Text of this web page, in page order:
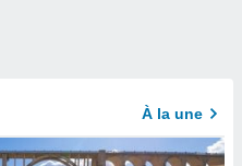
À la une